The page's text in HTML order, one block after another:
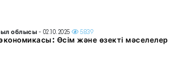
облысы - 02.10.2025 5839
Өсім және өзекті мәселелер